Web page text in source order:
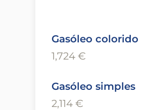
Gasóleo colorido
1,724 €
Gasóleo simples
2,114 €